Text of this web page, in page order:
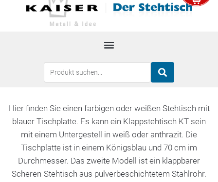
Hier finden Sie einen farbigen oder weißen Stehtisch mit
blauer Tischplatte. Es kann ein Klappstehtisch KT sein
mit einem Untergestell in weiß oder anthrazit. Die
Tischplatte ist in einem Königsblau und 70 cm im
Durchmesser. Das zweite Modell ist ein klappbarer
Scheren-Stehtisch aus pulverbeschichtetem Stahlrohr.